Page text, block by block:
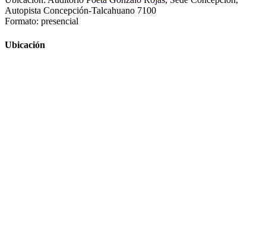
Autopista Concepción-Talcahuano 7100
Formato: presencial
Ubicación